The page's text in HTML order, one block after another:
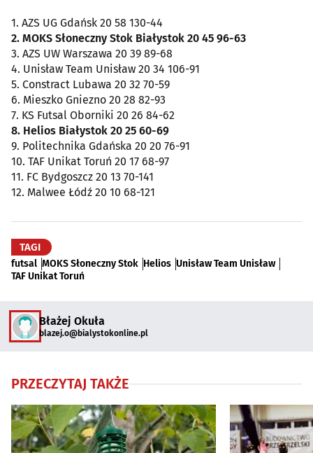
1. AZS UG Gdańsk 20 58 130-44
2. MOKS Słoneczny Stok Białystok 20 45 96-63
3. AZS UW Warszawa 20 39 89-68
4. Unisław Team Unisław 20 34 106-91
5. Constract Lubawa 20 32 70-59
6. Mieszko Gniezno 20 28 82-93
7. KS Futsal Oborniki 20 26 84-62
8. Helios Białystok 20 25 60-69
9. Politechnika Gdańska 20 20 76-91
10. TAF Unikat Toruń 20 17 68-97
11. FC Bydgoszcz 20 13 70-141
12. Malwee Łódź 20 10 68-121
TAGI
futsal MOKS Słoneczny Stok Helios Unisław Team Unisław
TAF Unikat Toruń
Błażej Okuła
blazej.o@bialystokonline.pl
PRZECZYTAJ TAKŻE